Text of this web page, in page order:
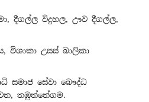
දීගල්ල විදුහල, ඌව දීගල්ල,
විශාකා උසස් බාලිකා
සමාජ සේවා බෞද්ධ
තඹුත්තේගම.